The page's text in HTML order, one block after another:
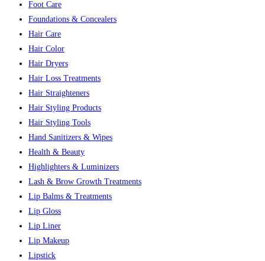
Foot Care
Foundations & Concealers
Hair Care
Hair Color
Hair Dryers
Hair Loss Treatments
Hair Straighteners
Hair Styling Products
Hair Styling Tools
Hand Sanitizers & Wipes
Health & Beauty
Highlighters & Luminizers
Lash & Brow Growth Treatments
Lip Balms & Treatments
Lip Gloss
Lip Liner
Lip Makeup
Lipstick